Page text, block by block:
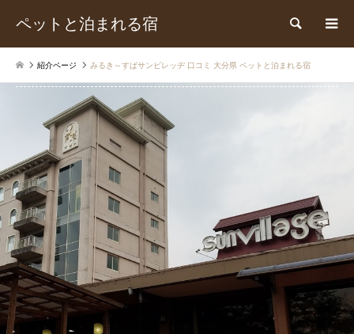
ペットと泊まれる宿 検索
紹介ページ みるき～すぱサンビレッヂ 口コミ 大分県 ペットと泊まれる宿